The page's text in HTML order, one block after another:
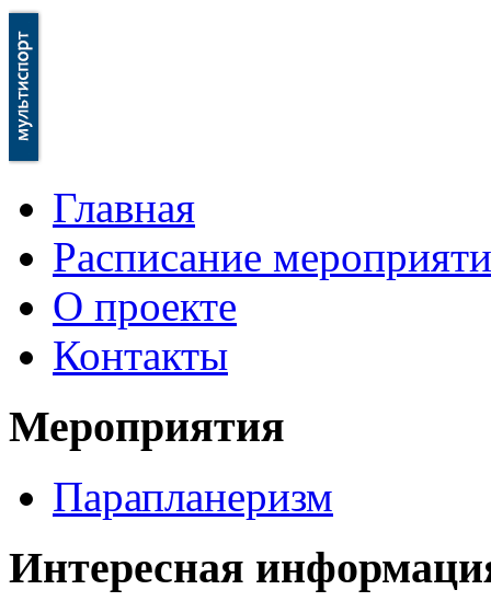
Главная
Расписание
О проекте
Контакты
Мероприятия
Парапланеризм
Интересная